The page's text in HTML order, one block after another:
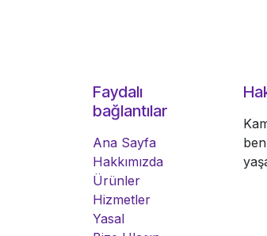
Faydalı
bağlantılar
Ana Sayfa
Hakkımızda
Ürünler
Hizmetler
Yasal